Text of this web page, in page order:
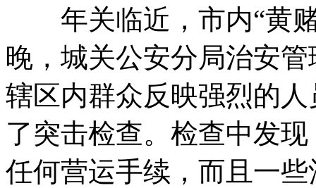
年关临近，市内“黄赌
晚，城关公安分局治安
辖区内群众反映强烈的
了突击检查。检查中发
任何营运手续，而且一